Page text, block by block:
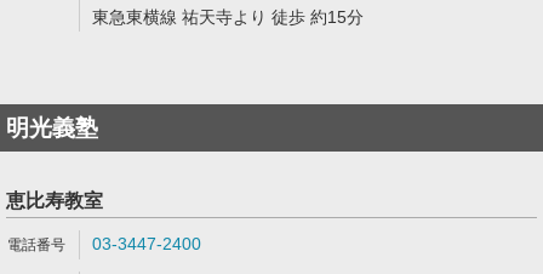
東急東横線 祐天寺より 徒歩 約15分
明光義塾
恵比寿教室
03-3447-2400